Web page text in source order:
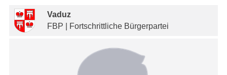
Vaduz
FBP | Fortschrittliche Bürgerpartei